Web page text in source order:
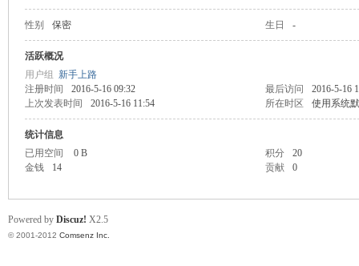
性别 保密 生日 -
活跃概况
用户组 新手上路
注册时间
2016-5-16 09:32 最后访问
2016-5-16
上次发表时间
2016-5-16 11:54 所在时区 使用系统
统计信息
已用空间
0 B 积分
20
金钱
14 贡献 0
Powered by Discuz! X2.5
© 2001-2012 Comsenz Inc.